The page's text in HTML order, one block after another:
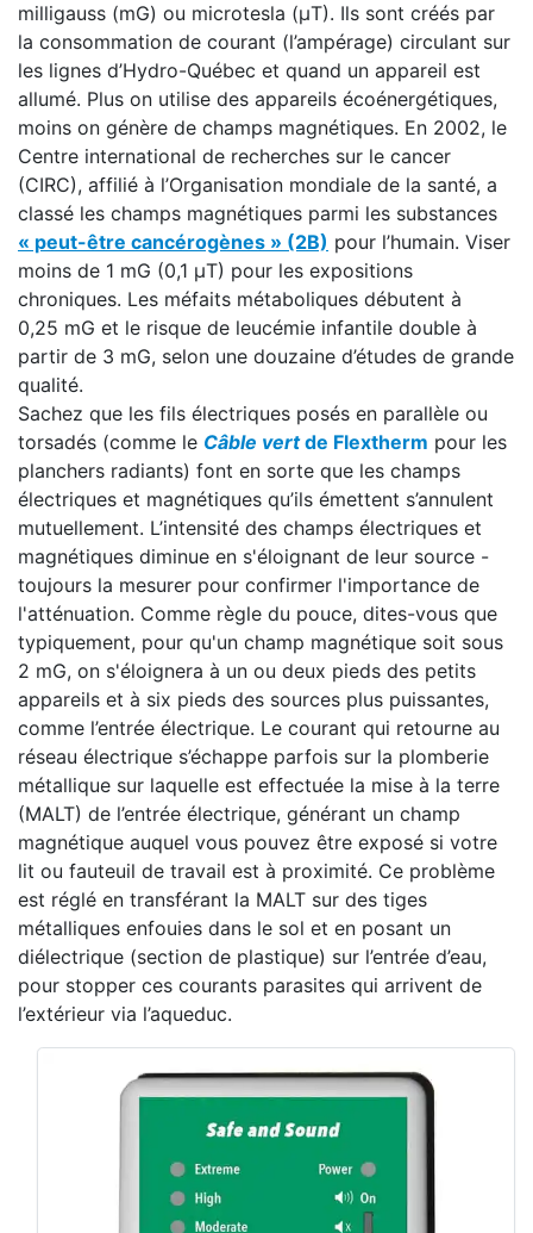
milligauss (mG) ou microtesla (μT). Ils sont créés par
la consommation de courant (l’ampérage) circulant sur
les lignes d’Hydro-Québec et quand un appareil est
allumé. Plus on utilise des appareils écoénergétiques,
moins on génère de champs magnétiques. En 2002, le
Centre international de recherches sur le cancer
(CIRC), affilié à l’Organisation mondiale de la santé, a
classé les champs magnétiques parmi les substances
« peut-être cancérogènes » (2B) pour l’humain. Viser
moins de 1 mG (0,1 μT) pour les expositions
chroniques. Les méfaits métaboliques débutent à
0,25 mG et le risque de leucémie infantile double à
partir de 3 mG, selon une douzaine d’études de grande
qualité.
Sachez que les fils électriques posés en parallèle ou
torsadés (comme le Câble vertde Flextherm pour les
planchers radiants) font en sorte que les champs
électriques et magnétiques qu’ils émettent s’annulent
mutuellement. L’intensité des champs électriques et
magnétiques diminue en s'éloignant de leur source -
toujours la mesurer pour confirmer l'importance de
l'atténuation. Comme règle du pouce, dites-vous que
typiquement, pour qu'un champ magnétique soit sous
2 mG, on s'éloignera à un ou deux pieds des petits
appareils et à six pieds des sources plus puissantes,
comme l’entrée électrique. Le courant qui retourne au
réseau électrique s’échappe parfois sur la plomberie
métallique sur laquelle est effectuée la mise à la terre
(MALT) de l’entrée électrique, générant un champ
magnétique auquel vous pouvez être exposé si votre
lit ou fauteuil de travail est à proximité. Ce problème
est réglé en transférant la MALT sur des tiges
métalliques enfouies dans le sol et en posant un
diélectrique (section de plastique) sur l’entrée d’eau,
pour stopper ces courants parasites qui arrivent de
l’extérieur via l’aqueduc.